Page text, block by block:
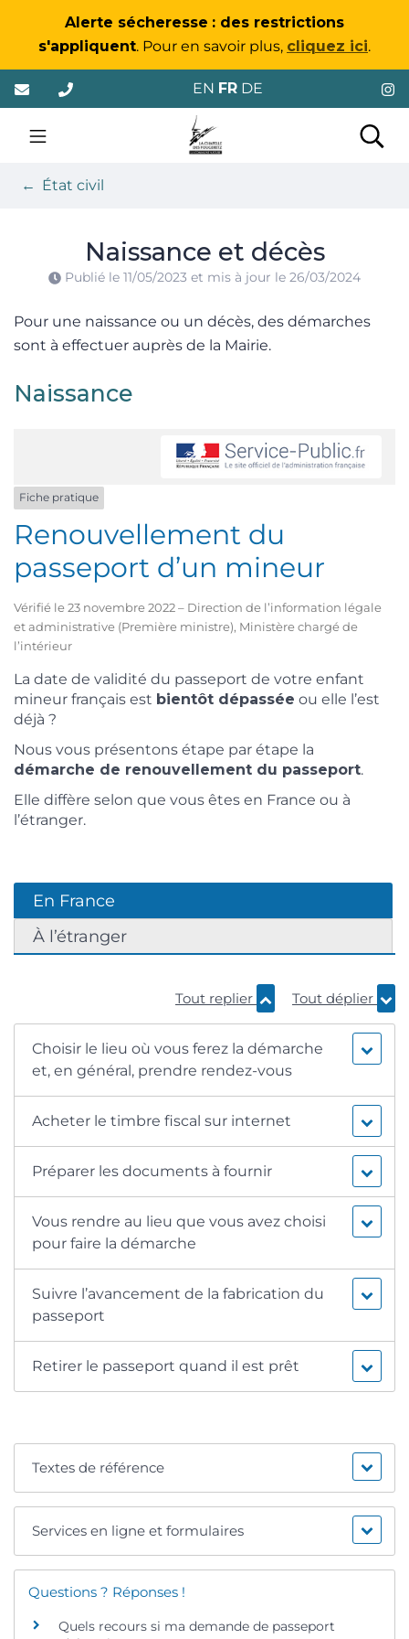
Alerte sécheresse : des restrictions
s'appliquent. Pour en savoir plus, cliquez ici.
Aller
au
contenu
EN FR DE
La Chapelle-des-
État civil
Naissance et décès
Publié le 11/05/2023 et mis à jour le 26/03/2024
Pour une naissance ou un décès, des démarches
sont à effectuer auprès de la Mairie.
Naissance
Fiche pratique
Renouvellement du
passeport d’un mineur
Vérifié le 23 novembre 2022 – Direction de l’information légale
et administrative (Première ministre), Ministère chargé de
l’intérieur
La date de validité du passeport de votre enfant
mineur français est bientôt dépassée ou elle l’est
déjà ?
Nous vous présentons étape par étape la
démarche de renouvellement du passeport.
Elle diffère selon que vous êtes en France ou à
l’étranger.
En France
À l’étranger
Tout replier Tout déplier
Choisir le lieu où vous ferez la démarche
et, en général, prendre rendez-vous
Acheter le timbre fiscal sur internet
Préparer les documents à fournir
Vous rendre au lieu que vous avez choisi
pour faire la démarche
Suivre l’avancement de la fabrication du
passeport
Retirer le passeport quand il est prêt
Textes de référence
Services en ligne et formulaires
Questions ? Réponses !
Quels recours si ma demande de passeport